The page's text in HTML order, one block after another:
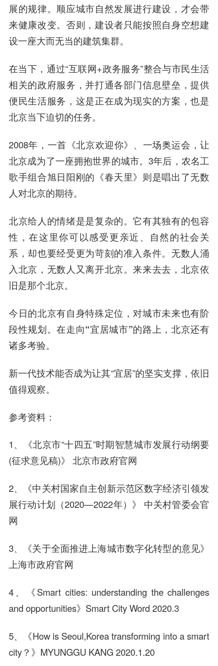
展的规律。顺应城市自然发展进行建设，才会带
来健康改变。否则，建设者只能按照自身空想建
设一座大而无当的建筑集群。
在当下，通过“互联网+政务服务”整合与市民生活
相关的政府服务，并打通各部门信息壁垒，提供
便民生活服务，这是正在成为现实的方案，也是
北京当下迫切的任务。
2008年，一首《北京欢迎你》、一场奥运会，让
北京成为了一座拥抱世界的城市。3年后，农名工
歌手组合旭日阳刚的《春天里》则是唱出了无数
人对北京的期待。
北京给人的情绪是是复杂的。它有其独有的包容
性，在这里你可以感受更亲近、自然的社会关
系，却也要经受更为苛刻的准入条件。无数人涌
入北京，无数人又离开北京。来来去去，北京依
旧是那个北京。
今日的北京有自身特殊定位，对城市未来也有阶
段性规划。在走向“宜居城市”的路上，北京还有
诸多考验。
新一代技术能否成为让其“宜居”的坚实支撑，依旧
值得观察。
参考资料：
1、《北京市“十四五”时期智慧城市发展行动纲要
(征求意见稿)》 北京市政府官网
2、《中关村国家自主创新示范区数字经济引领发
展行动计划（2020—2022年）》 中关村管委会官
网
3、《关于全面推进上海城市数字化转型的意见》
上海市政府官网
4、《Smart cities: understanding the challenges
and opportunities》Smart City Word 2020.3
5、《How is Seoul,Korea transforming into a smart
city？》MYUNGGU KANG 2020.1.20